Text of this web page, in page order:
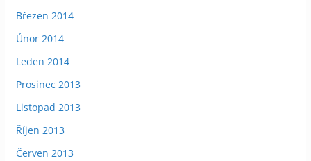
Březen 2014
Únor 2014
Leden 2014
Prosinec 2013
Listopad 2013
Říjen 2013
Červen 2013